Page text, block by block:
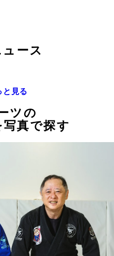
ース
と見る
ツの
真で探す